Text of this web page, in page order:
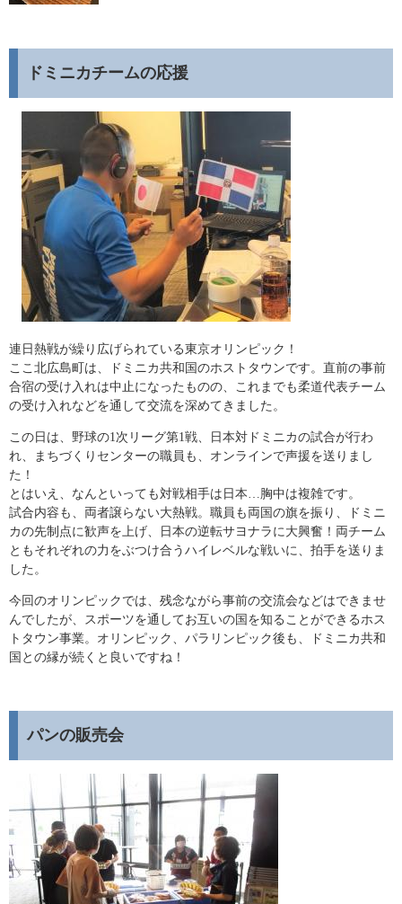
ドミニカチームの応援
連日熱戦が繰り広げられている東京オリンピック！
ここ北広島町は、ドミニカ共和国のホストタウンです。直前の事前
合宿の受け入れは中止になったものの、これまでも柔道代表チーム
の受け入れなどを通して交流を深めてきました。
この日は、野球の1次リーグ第1戦、日本対ドミニカの試合が行わ
れ、まちづくりセンターの職員も、オンラインで声援を送りまし
た！
とはいえ、なんといっても対戦相手は日本…胸中は複雑です。
試合内容も、両者譲らない大熱戦。職員も両国の旗を振り、ドミニ
カの先制点に歓声を上げ、日本の逆転サヨナラに大興奮！両チーム
ともそれぞれの力をぶつけ合うハイレベルな戦いに、拍手を送りま
した。
今回のオリンピックでは、残念ながら事前の交流会などはできませ
んでしたが、スポーツを通してお互いの国を知ることができるホス
トタウン事業。オリンピック、パラリンピック後も、ドミニカ共和
国との縁が続くと良いですね！
パンの販売会